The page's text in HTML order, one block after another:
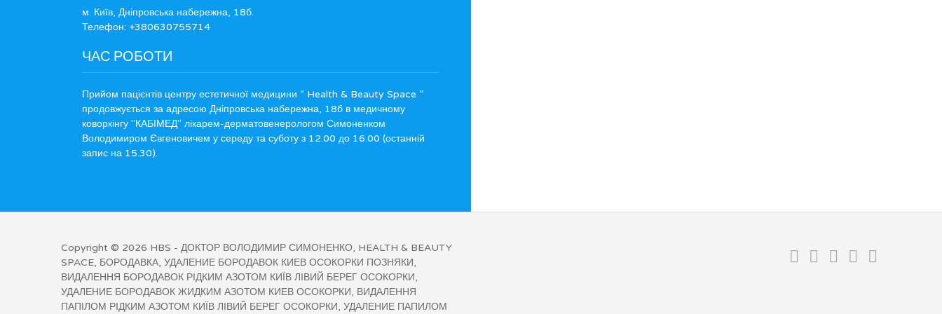
м. Київ, Дніпровська набережна, 18б.
Телефон: +380630755714
ЧАС РОБОТИ
Прийом пацієнтів центру естетичної медицини “ Health & Beauty Space ”
продовжується за адресою Дніпровська набережна, 18б в медичному
коворкінгу "КАБІМЕД" лікарем-дерматовенерологом Симоненком
Володимиром Євгеновичем у середу та суботу з 12.00 до 16.00 (останній
запис на 15.30).
Copyright © 2026 HBS - ДОКТОР ВОЛОДИМИР СИМОНЕНКО, HEALTH & BEAUTY
SPACE, БОРОДАВКА, УДАЛЕНИЕ БОРОДАВОК КИЕВ ОСОКОРКИ ПОЗНЯКИ,
ВИДАЛЕННЯ БОРОДАВОК РІДКИМ АЗОТОМ КИЇВ ЛІВИЙ БЕРЕГ ОСОКОРКИ,
УДАЛЕНИЕ БОРОДАВОК ЖИДКИМ АЗОТОМ КИЕВ ОСОКОРКИ, ВИДАЛЕННЯ
ПАПІЛОМ РІДКИМ АЗОТОМ КИЇВ ЛІВИЙ БЕРЕГ ОСОКОРКИ, УДАЛЕНИЕ ПАПИЛОМ